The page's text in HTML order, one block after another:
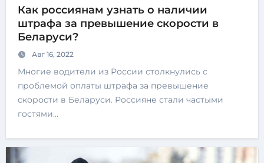
Как россиянам узнать о наличии
штрафа за превышение скорости в
Беларуси?
Авг 16, 2022
Многие водители из России столкнулись с
проблемой оплаты штрафа за превышение
скорости в Беларуси. Россияне стали частыми
гостями…